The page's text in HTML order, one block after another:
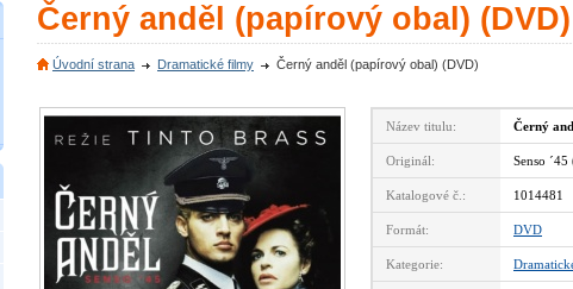
Černý anděl (papírový obal) (DVD)
Úvodní strana Dramatické filmy Černý anděl (papírový obal) (DVD)
Název titulu: Černý
Originál: Senso
Katalogové č.: 1014481
Formát: DVD
Kategorie: